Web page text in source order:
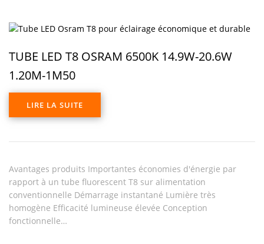
TUBE LED T8 OSRAM 6500K 14.9W-20.6W
1.20M-1M50
LIRE LA SUITE
Avantages produits Importantes économies d'énergie par
rapport à un tube fluorescent T8 sur alimentation
conventionnelle Démarrage instantané Lumière très
homogène Efficacité lumineuse élevée Conception
fonctionnelle…